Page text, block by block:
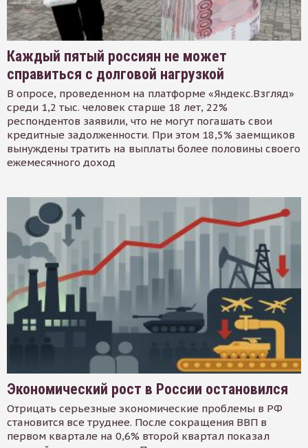
Каждый пятый россиян не может
справиться с долговой нагрузкой
В опросе, проведенном на платформе «Яндекс.Взгляд»
среди 1,2 тыс. человек старше 18 лет, 22%
респондентов заявили, что не могут погашать свои
кредитные задолженности. При этом 18,5% заемщиков
вынуждены тратить на выплаты более половины своего
ежемесячного доход
Экономический рост в России остановился
Отрицать серьезные экономические проблемы в РФ
становится все труднее. После сокращения ВВП в
первом квартале на 0,6% второй квартал показал